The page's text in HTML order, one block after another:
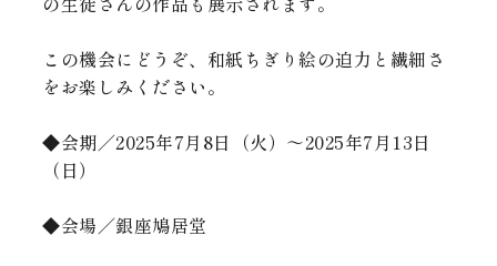
この機会にどうぞ、和紙ちぎり絵の迫力と繊細さ
をお楽しみください。
◆会期／2025年7月8日（火）～2025年7月13日
（日）
◆会場／銀座鳩居堂